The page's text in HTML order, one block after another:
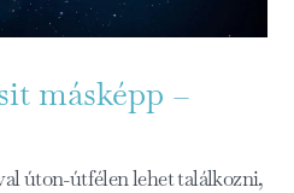
másképp –
úton-útfélen lehet találkozni,